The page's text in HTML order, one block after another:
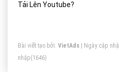
Tải Lên Youtube?
Bài viết tạo bởi: VietAds | Ngày cập
nhập(1646)